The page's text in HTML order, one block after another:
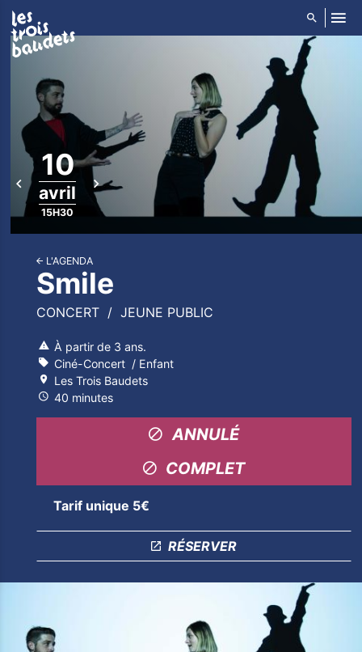
10
avril
15H30
L'AGENDA
Smile
CONCERT JEUNE PUBLIC
À partir de 3 ans.
Ciné-Concert
Enfant
Les Trois Baudets
40 minutes
ANNULÉ
COMPLET
Tarif unique 5€
RÉSERVER